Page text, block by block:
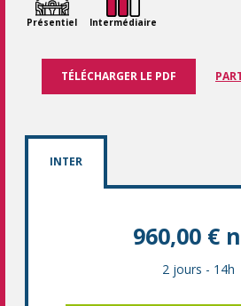
Présentiel Intermédiaire
TÉLÉCHARGER LE PDF
INTER
960,00 €
2 jours - 14h